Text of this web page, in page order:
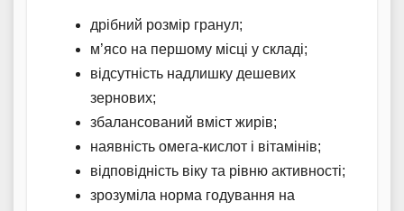
дрібний розмір гранул;
м’ясо на першому місці у складі;
відсутність надлишку дешевих
зернових;
збалансований вміст жирів;
наявність омега-кислот і вітамінів;
відповідність віку та рівню активності;
зрозуміла норма годування на